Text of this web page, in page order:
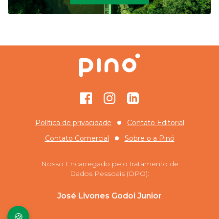
FacebookInstagramGitHub
Política de privacidade
Contato Editorial
Contato Comercial
Sobre o a Pinó
Nosso Encarregado pelo tratamento de
Dados Pessoais (DPO):
José Livones Godoi Junior